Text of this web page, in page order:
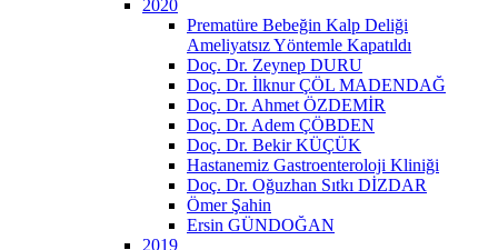
2020
Prematüre Bebeğin Kalp Deliği
Ameliyatsız Yöntemle Kapatıldı
Doç. Dr. Zeynep DURU
Doç. Dr. İlknur ÇÖL MADENDAĞ
Doç. Dr. Ahmet ÖZDEMİR
Doç. Dr. Adem ÇÖBDEN
Doç. Dr. Bekir KÜÇÜK
Hastanemiz Gastroenteroloji Kliniği
Doç. Dr. Oğuzhan Sıtkı DİZDAR
Ömer Şahin
Ersin GÜNDOĞAN
2019